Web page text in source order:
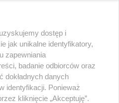
dostęp i
jak unikalne identyfikatory,
zapewniania
badanie odbiorców oraz
dokładnych danych
identyfikacji. Ponieważ
kliknięcie „Akceptuję”.